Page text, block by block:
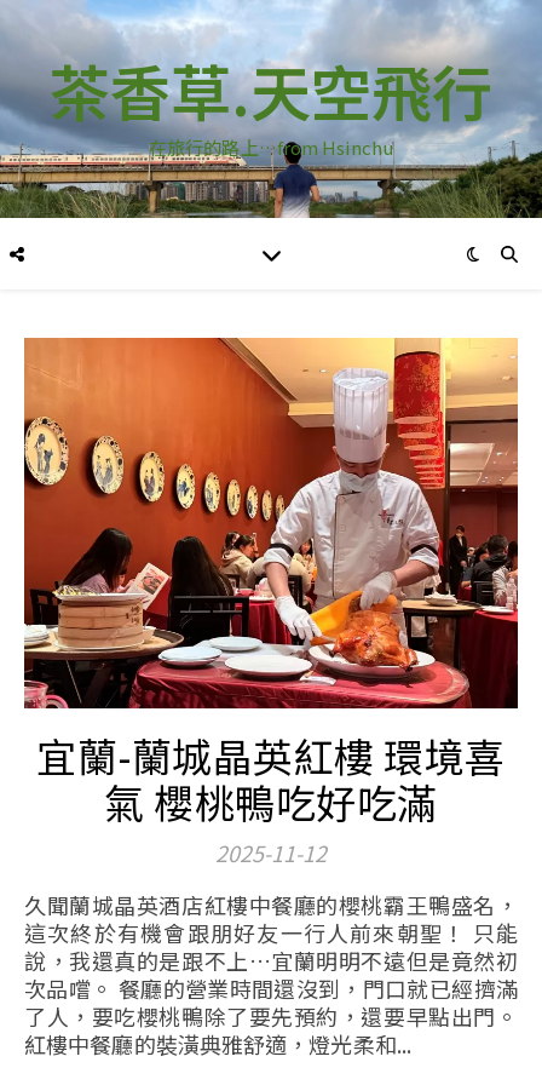
茶香草.天空飛行
在旅行的路上…from Hsinchu
宜蘭-蘭城晶英紅樓 環境喜
氣 櫻桃鴨吃好吃滿
2025-11-12
久聞蘭城晶英酒店紅樓中餐廳的櫻桃霸王鴨盛名，
這次終於有機會跟朋好友一行人前來朝聖！ 只能
說，我還真的是跟不上…宜蘭明明不遠但是竟然初
次品嚐。 餐廳的營業時間還沒到，門口就已經擠滿
了人，要吃櫻桃鴨除了要先預約，還要早點出門。
紅樓中餐廳的裝潢典雅舒適，燈光柔和...